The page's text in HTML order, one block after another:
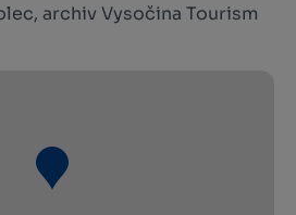
archiv Vysočina Tourism